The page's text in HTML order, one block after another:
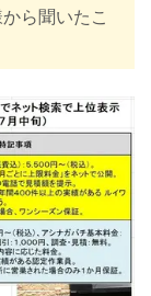
ら聞いたこ